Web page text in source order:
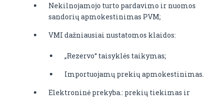
Nekilnojamojo turto pardavimo ir nuomos
sandorių apmokestinimas PVM;
VMI dažniausiai nustatomos klaidos:
„Rezervo“ taisyklės taikymas;
Importuojamų prekių apmokestinimas.
Elektroninė prekyba.: prekių tiekimas ir